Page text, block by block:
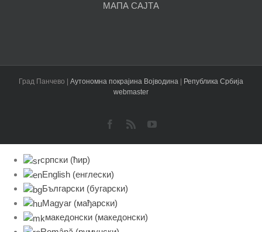
МАПА САЈТА
Град Панчево | Аутономна покрајина Војводина
Република Србија
webmaster
Facebook
Rss YouTube
српски (ћир)
English (енглески)
Български (бугарски)
Magyar (мађарски)
македонски (македонски)